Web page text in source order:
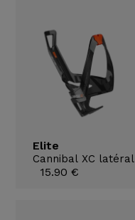
Elite
Cannibal XC latéral
15.90 €